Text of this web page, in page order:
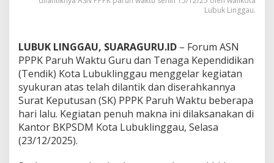
i
l
a
r
y
u
k
u
Lubuk Linggau.
LUBUK LINGGAU, SUARAGURU.ID – Forum ASN
PPPK Paruh Waktu Guru dan Tenaga Kependidikan
(Tendik) Kota Lubuklinggau menggelar kegiatan
syukuran atas telah dilantik dan diserahkannya
Surat Keputusan (SK) PPPK Paruh Waktu beberapa
hari lalu. Kegiatan penuh makna ini dilaksanakan di
Kantor BKPSDM Kota Lubuklinggau, Selasa
(23/12/2025).